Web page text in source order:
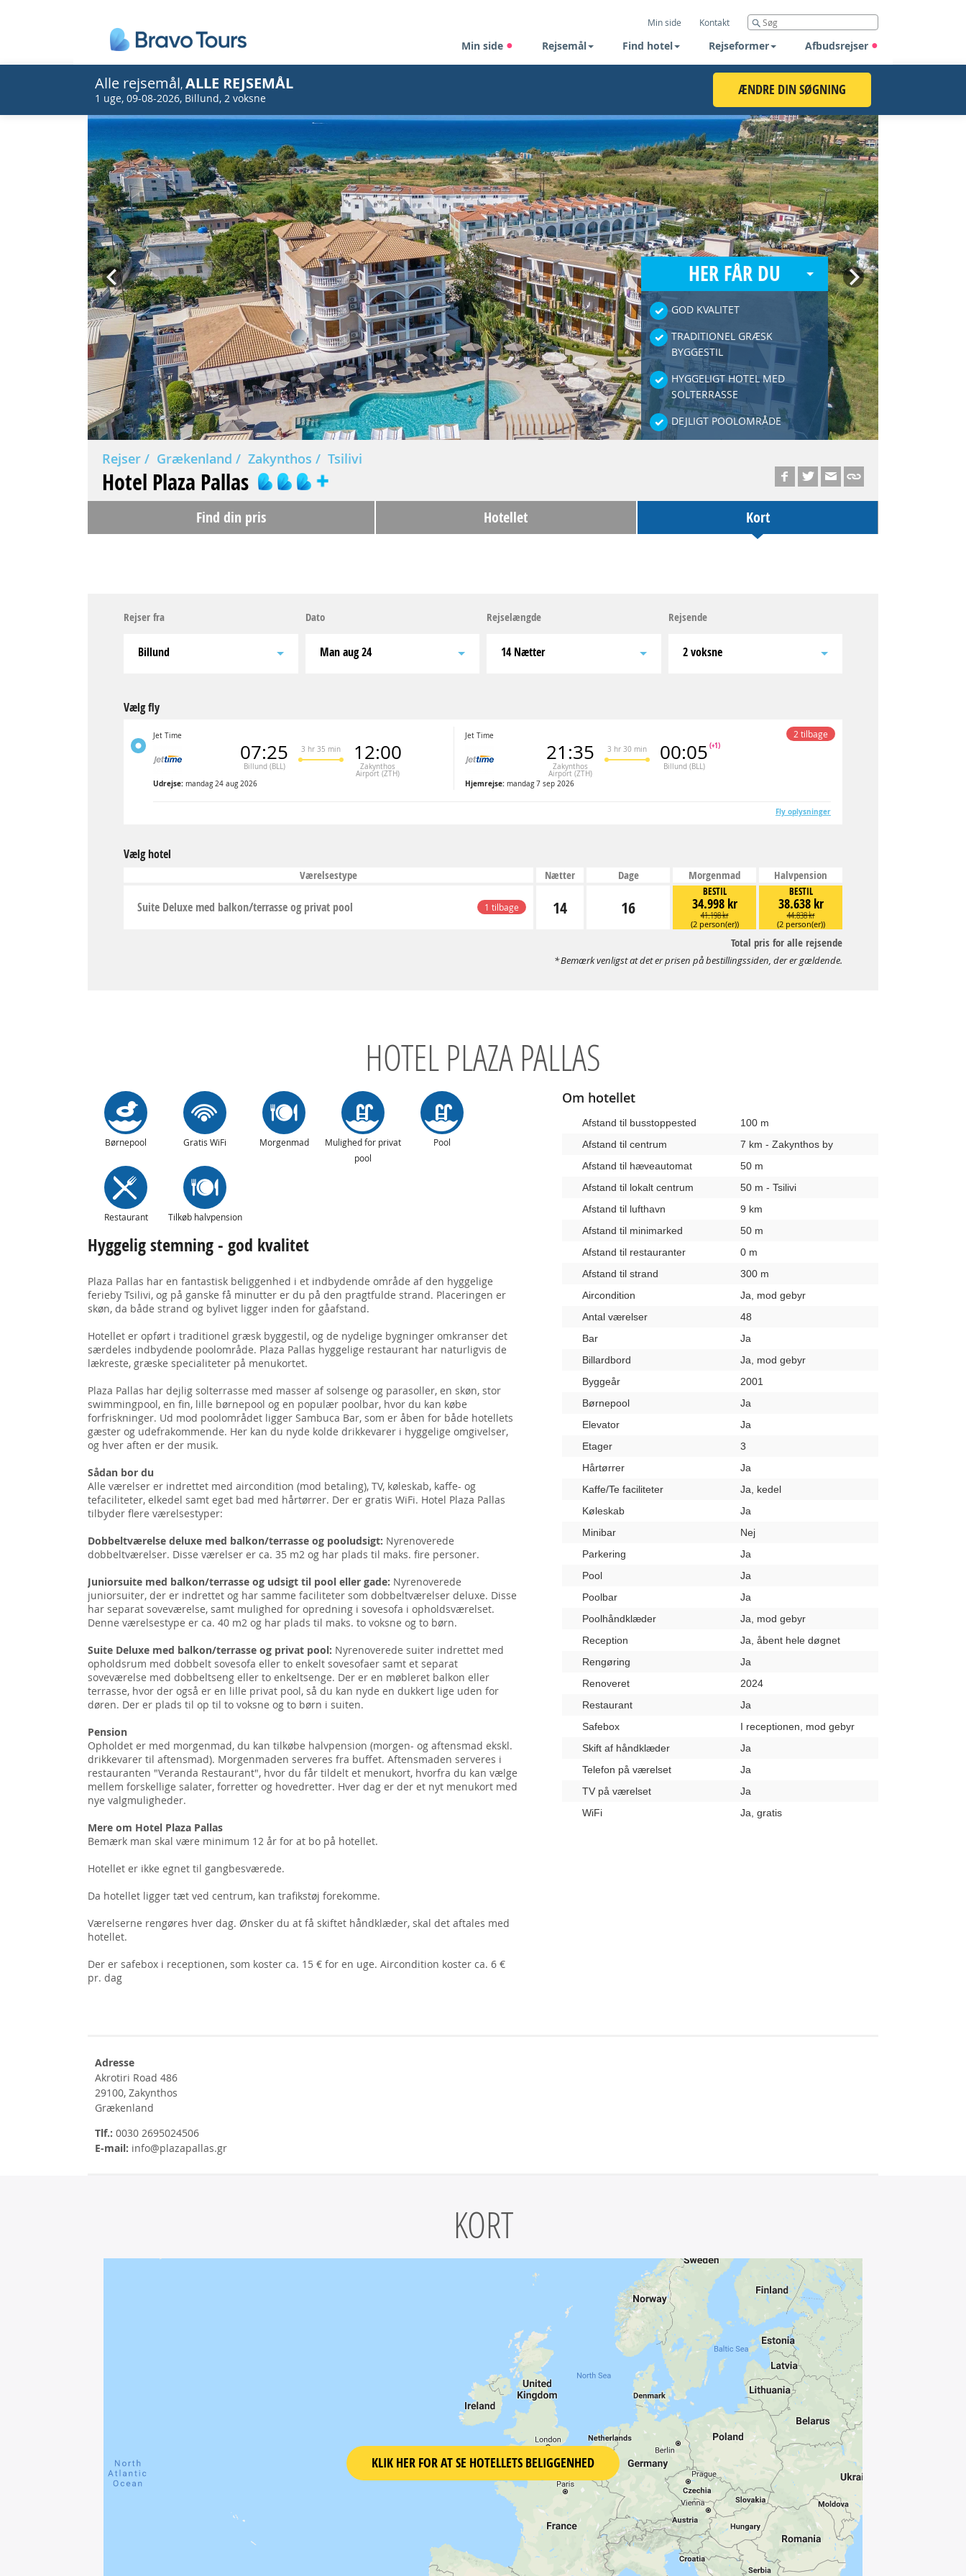
Min side Kontakt
Min side Rejsemål Find hotel Rejseformer Afbudsrejser
Alle rejsemål, ALLE REJSEMÅL
1 uge, 09-08-2026, Billund, 2 voksne ÆNDRE DIN SØGNING
HER FÅR DU
GOD KVALITET
TRADITIONEL GRÆSK
BYGGESTIL
HYGGELIGT HOTEL MED
SOLTERRASSE
DEJLIGT POOLOMRÅDE
Prev Next
Rejser Grækenland Zakynthos Tsilivi
Hotel Plaza Pallas
Find din pris Hotellet Kort
Rejser fra
Billund
Dato
man aug 24
Rejselængde
14 Nætter
Rejsende
2 voksne
Vælg fly
Jet Time
07:25
Billund (BLL)
3 hr 35 min 12:00
Zakynthos
Airport (ZTH)
Udrejse: mandag 24 aug 2026
Jet Time
21:35
Zakynthos
Airport (ZTH)
3 hr 30 min 00:05
Billund (BLL)
(+1)
Hjemrejse: mandag 7 sep 2026
2 tilbage
Fly oplysninger
Vælg hotel
Værelsestype Nætter Dage Morgenmad Halvpension
1 tilbage
Suite Deluxe med balkon/terrasse og privat pool 14 16
BESTIL
34.998 kr
41.198 kr
(2 person(er))
BESTIL
38.638 kr
44.838 kr
(2 person(er))
Total pris for alle rejsende
Bemærk venligst at det er prisen på bestillingssiden, der er gældende.
HOTEL PLAZA PALLAS
Børnepool Gratis WiFi Morgenmad
Mulighed for privat
pool
Pool
Restaurant Tilkøb halvpension
Hyggelig stemning - god kvalitet
Plaza Pallas har en fantastisk beliggenhed i et indbydende område af den hyggelige
ferieby Tsilivi, og på ganske få minutter er du på den pragtfulde strand. Placeringen er
skøn, da både strand og bylivet ligger inden for gåafstand.
Hotellet er opført i traditionel græsk byggestil, og de nydelige bygninger omkranser det
særdeles indbydende poolområde. Plaza Pallas hyggelige restaurant har naturligvis de
lækreste, græske specialiteter på menukortet.
Plaza Pallas har dejlig solterrasse med masser af solsenge og parasoller, en skøn, stor
swimmingpool, en fin, lille børnepool og en populær poolbar, hvor du kan købe
forfriskninger. Ud mod poolområdet ligger Sambuca Bar, som er åben for både hotellets
gæster og udefrakommende. Her kan du nyde kolde drikkevarer i hyggelige omgivelser,
og hver aften er der musik.
Sådan bor du
Alle værelser er indrettet med aircondition (mod betaling), TV, køleskab, kaffe- og
tefaciliteter, elkedel samt eget bad med hårtørrer. Der er gratis WiFi. Hotel Plaza Pallas
tilbyder flere værelsestyper:
Dobbeltværelse deluxe med balkon/terrasse og pooludsigt: Nyrenoverede
dobbeltværelser. Disse værelser er ca. 35 m2 og har plads til maks. fire personer.
Juniorsuite med balkon/terrasse og udsigt til pool eller gade: Nyrenoverede
juniorsuiter, der er indrettet og har samme faciliteter som dobbeltværelser deluxe. Disse
har separat soveværelse, samt mulighed for opredning i sovesofa i opholdsværelset.
Denne værelsestype er ca. 40 m2 og har plads til maks. to voksne og to børn.
Suite Deluxe med balkon/terrasse og privat pool: Nyrenoverede suiter indrettet med
opholdsrum med dobbelt sovesofa eller to enkelt sovesofaer samt et separat
soveværelse med dobbeltseng eller to enkeltsenge. Der er en møbleret balkon eller
terrasse, hvor der også er en lille privat pool, så du kan nyde en dukkert lige uden for
døren. Der er plads til op til to voksne og to børn i suiten.
Pension
Opholdet er med morgenmad, du kan tilkøbe halvpension (morgen- og aftensmad ekskl.
drikkevarer til aftensmad). Morgenmaden serveres fra buffet. Aftensmaden serveres i
restauranten "Veranda Restaurant", hvor du får tildelt et menukort, hvorfra du kan vælge
mellem forskellige salater, forretter og hovedretter. Hver dag er der et nyt menukort med
nye valgmuligheder.
Mere om Hotel Plaza Pallas
Bemærk man skal være minimum 12 år for at bo på hotellet.
Hotellet er ikke egnet til gangbesværede.
Da hotellet ligger tæt ved centrum, kan trafikstøj forekomme.
Værelserne rengøres hver dag. Ønsker du at få skiftet håndklæder, skal det aftales med
hotellet.
Der er safebox i receptionen, som koster ca. 15 € for en uge. Aircondition koster ca. 6 €
pr. dag
Om hotellet
Afstand til busstoppested
100 m
Afstand til centrum
7 km - Zakynthos by
Afstand til hæveautomat
50 m
Afstand til lokalt centrum
50 m - Tsilivi
Afstand til lufthavn
9 km
Afstand til minimarked
50 m
Afstand til restauranter
0 m
Afstand til strand
300 m
Aircondition
Ja, mod gebyr
Antal værelser
48
Bar
Ja
Billardbord
Ja, mod gebyr
Byggeår
2001
Børnepool
Ja
Elevator
Ja
Etager
3
Hårtørrer
Ja
Kaffe/Te faciliteter
Ja, kedel
Køleskab
Ja
Minibar
Nej
Parkering
Ja
Pool
Ja
Poolbar
Ja
Poolhåndklæder
Ja, mod gebyr
Reception
Ja, åbent hele døgnet
Rengøring
Ja
Renoveret
2024
Restaurant
Ja
Safebox
I receptionen, mod gebyr
Skift af håndklæder
Ja
Telefon på værelset
Ja
TV på værelset
Ja
WiFi
Ja, gratis
Adresse
Akrotiri Road 486
29100, Zakynthos
Grækenland
Tlf.: 0030 2695024506
E-mail: info@plazapallas.gr
KORT
KLIK HER FOR AT SE HOTELLETS BELIGGENHED